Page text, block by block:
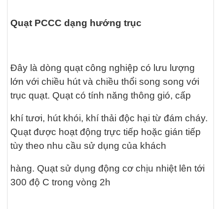
Quạt PCCC dạng hướng trục
Đây là dòng quạt công nghiệp có lưu lượng
lớn với chiều hút và chiều thổi song song với
trục quạt. Quạt có tính năng thông gió, cấp
khí tươi, hút khói, khí thải độc hại từ đám cháy.
Quạt được hoạt động trực tiếp hoặc gián tiếp
tùy theo nhu cầu sử dụng của khách
hàng. Quạt sử dụng động cơ chịu nhiệt lên tới
300 độ C trong vòng 2h